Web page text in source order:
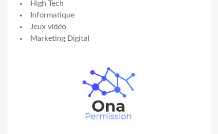
High Tech
Informatique
Jeux vidéo
Marketing Digital